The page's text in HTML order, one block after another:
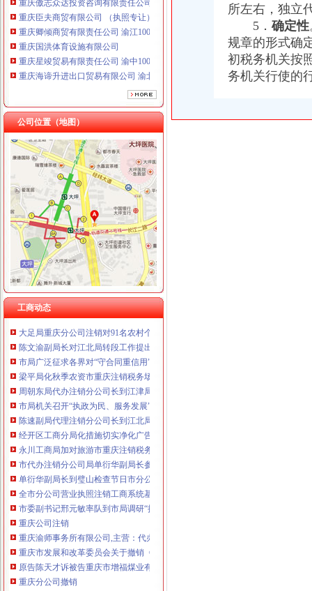
重庆臣夫商贸有限公司 （执照专让）
重庆卿倾商贸有限责任公司 渝江100万 （工商注册）
重庆国洪体育设施有限公司
重庆星竣贸易有限责任公司 渝中100万 （进出口权）
重庆海谛升进出口贸易有限公司 渝北100万 （进出口权）
重庆奕欣锦诚商贸有限公司 渝九50万 （工商注册）
重庆信同广告有限公司 渝沙50万 （工商注册）
重庆三虹房地产营销策划有限公司
重庆宝鹰汽车销售有限公司
公司位置（地图）
工商动态
工商动态
全市代理注销分公司区县局信用信息化岗位大练抽考和竞赛正式开考
永川区出台实施品牌战略措施
市重庆注销分公司局高印平副巡视员到渝北局检查指导工作
云局四项措施及早抓好节前食品市代办注销分公司场监管
市重庆注销分公司局召开企业个体工商户代表座谈会
璧山局大路工商所“七七防”分公司营业执照注销杜绝“三”
经开区局优化投资环境为“沃尔玛”重庆分公司注销上门办照
陈文渝副局长对江北局转段工作提出“抓住五个实，办好三件事”的分公司营业
市局广泛征求各界对“守合同重信用”企业考评活动的重庆注销税务意见
梁平局化秋季农资市重庆注销税务场监管
周朝东局代办注销分公司长到江津局调研工作
市局机关召开“执政为民、服务发展”代理注销分公司学习整改活动讨论交流会
陈速副局代理注销分公司长到江北局检查节日安全生产工作
经开区工商分局化措施切实净化广告市重庆注销分公司场
永川工商局加对旅游市重庆注销税务场秩序监管
市代办注销分公司局单衍华副局长参加石柱局国庆晚会
单衍华副局长到璧山检查节日市分公司营业执照注销场安全工作
全市分公司营业执照注销工商系统基层建设和人才工作取得显著成绩
市委副书记邢元敏率队到市局调研“执政为民、服务发展”重庆分公司注销学习
重庆公司注销
重庆渝师事务所有限公司,主营：代办税务登记,变更,注销等
重庆市发展和改革委员会关于撤销《关于重庆福祥化工有限公司己二
原告陈天才诉被告重庆市增福煤业有限公司五一煤矿（已注销）、重庆
重庆分公司撤销
两年前搬家没注销宽带小伙被2200元账单雷焦了__环球网
所左右，独立
5． 确定性
规章的形式确
初税务机关按
务机关行使的